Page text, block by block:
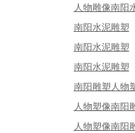
人物雕像南阳
南阳水泥雕塑
南阳水泥雕塑
南阳水泥雕塑
南阳雕塑人物
人物塑像南阳
人物塑像南阳